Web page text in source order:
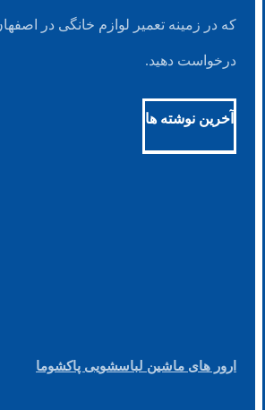
که در زمینه تعمیر لوازم خانگی در اصفهان
درخواست دهید.
آخرین نوشته ها
ارور های ماشین لباسشویی پاکشوما